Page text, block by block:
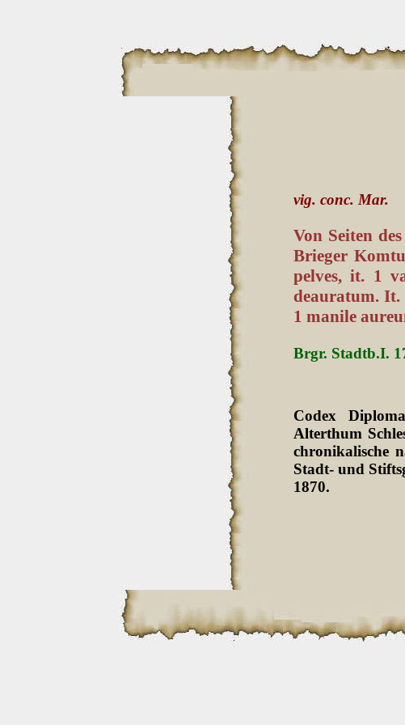
vig. conc. Mar.
Von Seiten
Brie­ger
pelves, it. 1
deauratum.
1 manile
Brgr. Stadtb.I.
Codex
Alterthum
chronikalische
Stadt- und
1870.